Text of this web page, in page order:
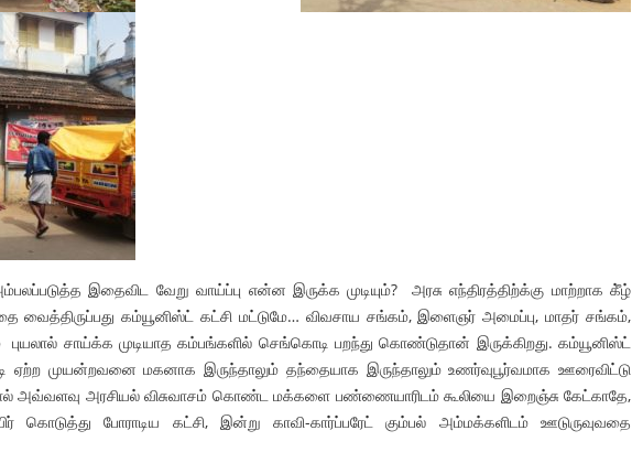
இதைவிட வேறு வாய்ப்பு என்ன இருக்க முடியும்? அரசு எந்திரத்திற்க்கு மாற்றாக கீ்ழ்
வைத்திருப்பது கம்யூனிஸ்ட் கட்சி மட்டுமே… விவசாய சங்கம், இளைஞர் அமைப்பு, மாதர் சங்கம்,
சாய்க்க முடியாத கம்பங்களில் செங்கொடி பறந்து கொண்டுதான் இருக்கிறது. கம்யூனிஸ்ட்
ஏற்ற முயன்றவனை மகனாக இருந்தாலும் தந்தையாக இருந்தாலும் உணர்வுபூர்வமாக ஊரைவிட்டு
அவ்வளவு அரசியல் விசுவாசம் கொண்ட மக்களை பண்ணையாரிடம் கூலியை இறைஞ்சு கேட்காதே,
கொடுத்து போராடிய கட்சி, இன்று காவி-கார்ப்பரேட் கும்பல் அம்மக்களிடம் ஊடுருவுவதை